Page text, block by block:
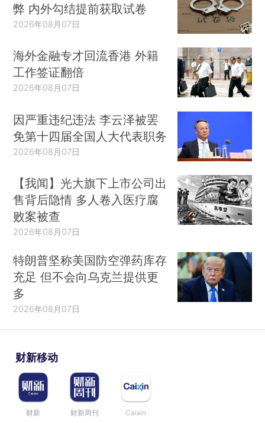
弊 内外勾结提前获取试卷
2026年08月07日
海外金融专才回流香港 外籍
工作签证翻倍
2026年08月07日
因严重违纪违法 李云泽被罢
免第十四届全国人大代表职务
2026年08月07日
【我闻】光大旗下上市公司出
售背后隐情 多人卷入医疗腐
败案被查
2026年08月07日
特朗普坚称美国防空弹药库存
充足 但不会向乌克兰提供更
多
2026年08月07日
财新移动
财新 财新周刊 Caixin